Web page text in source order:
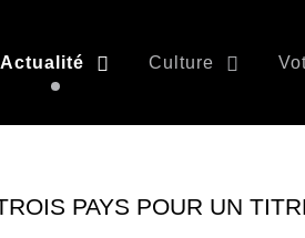
Actualité Culture
PAYS POUR UN